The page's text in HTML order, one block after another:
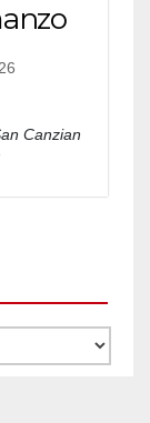
Canzian